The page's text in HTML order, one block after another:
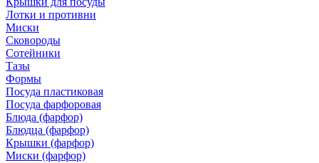
Лотки и противни
Миски
Сковороды
Сотейники
Тазы
Формы
Посуда пластиковая
Посуда фарфоровая
Блюда (фарфор)
Блюдца (фарфор)
Крышки (фарфор)
Миски (фарфор)